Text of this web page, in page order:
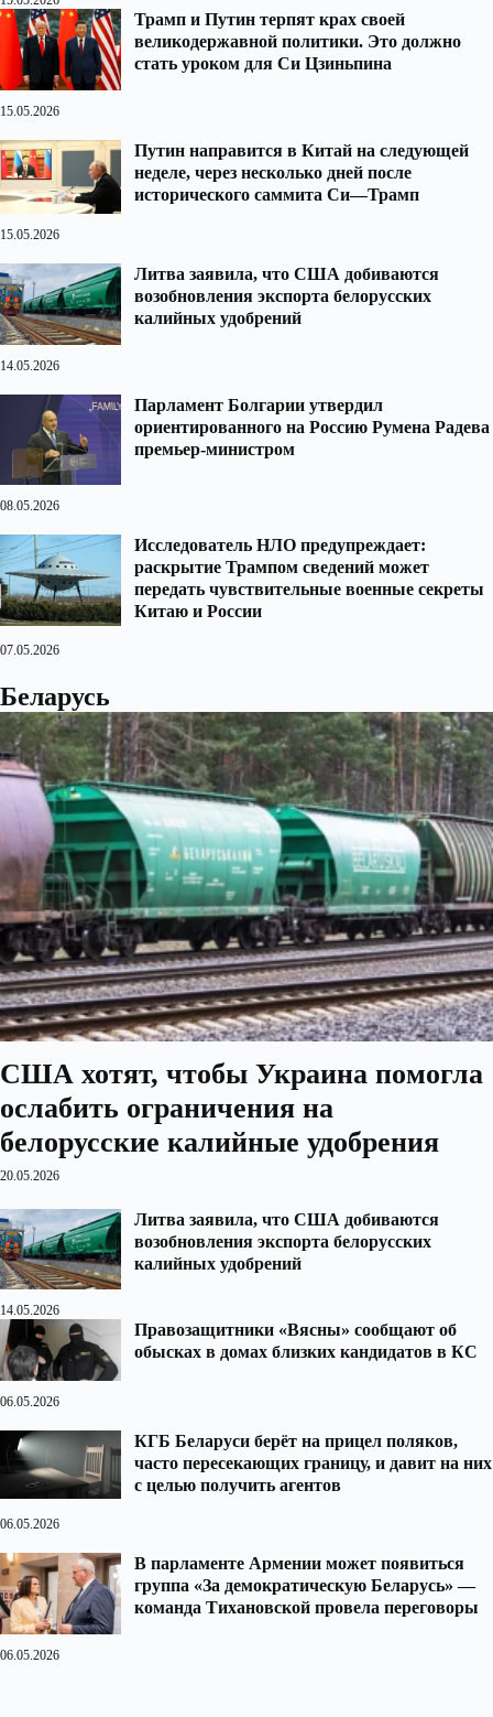
Трамп и Путин терпят крах своей
великодержавной политики. Это должно
стать уроком для Си Цзиньпина
15.05.2026
Путин направится в Китай на следующей
неделе, через несколько дней после
исторического саммита Си—Трамп
15.05.2026
Литва заявила, что США добиваются
возобновления экспорта белорусских
калийных удобрений
14.05.2026
Парламент Болгарии утвердил
ориентированного на Россию Румена Радева
премьер-министром
08.05.2026
Исследователь НЛО предупреждает:
раскрытие Трампом сведений может
передать чувствительные военные секреты
Китаю и России
07.05.2026
Беларусь
США хотят, чтобы Украина помогла
ослабить ограничения на
белорусские калийные удобрения
20.05.2026
Литва заявила, что США добиваются
возобновления экспорта белорусских
калийных удобрений
14.05.2026
Правозащитники «Вясны» сообщают об
обысках в домах близких кандидатов в КС
06.05.2026
КГБ Беларуси берёт на прицел поляков,
часто пересекающих границу, и давит на них
с целью получить агентов
06.05.2026
В парламенте Армении может появиться
группа «За демократическую Беларусь» —
команда Тихановской провела переговоры
06.05.2026